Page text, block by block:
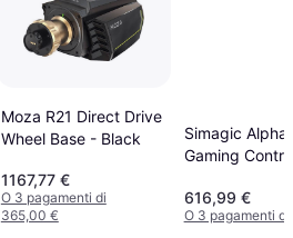
Moza R21 Direct Drive
Wheel Base - Black
1167,77 €
O 3 pagamenti di
365,00 €
Simagic Alpha
Gaming
616,99 €
O 3 pagamenti